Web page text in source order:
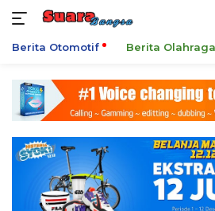
konten
Berita Otomotif Berita Olahraga